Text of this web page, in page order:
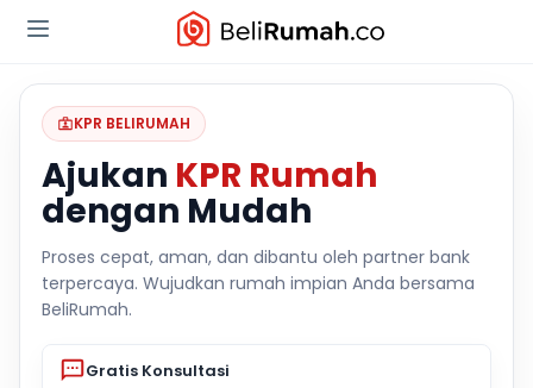
KPR BELIRUMAH
Ajukan KPR Rumah
dengan Mudah
Proses cepat, aman, dan dibantu oleh partner bank
terpercaya. Wujudkan rumah impian Anda bersama
BeliRumah.
Gratis Konsultasi